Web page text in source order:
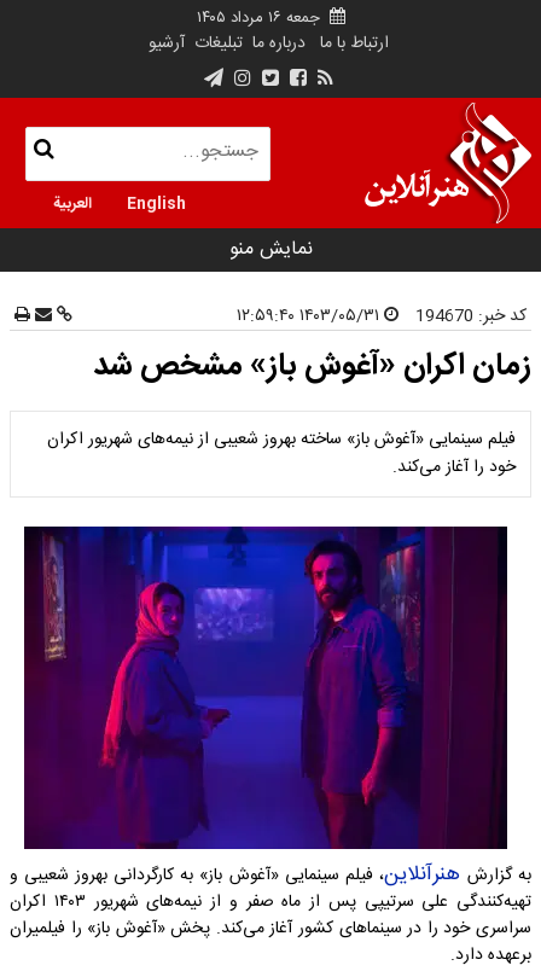
جمعه ۱۶ مرداد ۱۴۰۵
ارتباط با ما درباره ما تبلیغات آرشیو
English العربية
نمایش منو
کد خبر: 194670
زمان اکران «آغوش باز» مشخص شد
فیلم سینمایی «آغوش باز» ساخته بهروز شعیبی از نیمه‌های شهریور اکران
خود را آغاز می‌کند.
به گزارش هنرآنلاین، فیلم سینمایی «آغوش باز» به کارگردانی بهروز شعیبی و
تهیه‌کنندگی علی سرتیپی پس از ماه صفر و از نیمه‌های شهریور ۱۴۰۳ اکران
سراسری خود را در سینماهای کشور آغاز می‌کند. پخش «آغوش باز» را فیلمیران
برعهده دارد.